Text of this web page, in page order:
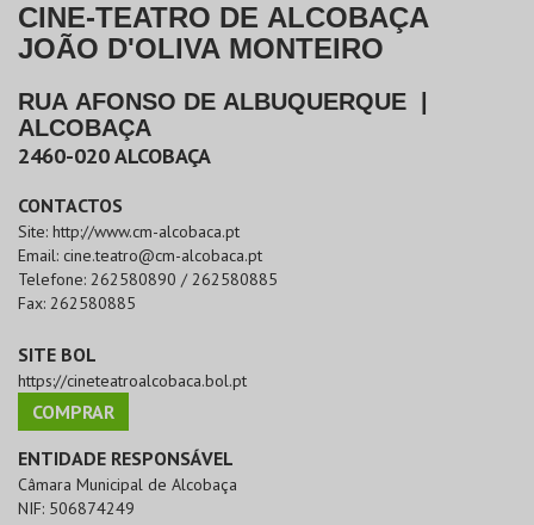
CINE-TEATRO DE ALCOBAÇA
JOÃO D'OLIVA MONTEIRO
RUA AFONSO DE ALBUQUERQUE
ALCOBAÇA
2460-020ALCOBAÇA
CONTACTOS
Site: http://www.cm-alcobaca.pt
Email: cine.teatro@cm-alcobaca.pt
Telefone: 262580890 / 262580885
Fax: 262580885
SITE BOL
https://cineteatroalcobaca.bol.pt
COMPRAR
ENTIDADE RESPONSÁVEL
Câmara Municipal de Alcobaça
NIF: 506874249